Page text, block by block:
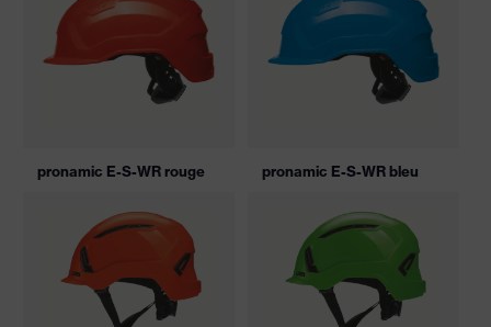
pronamic E-S-WR rouge pronamic E-S-WR bleu